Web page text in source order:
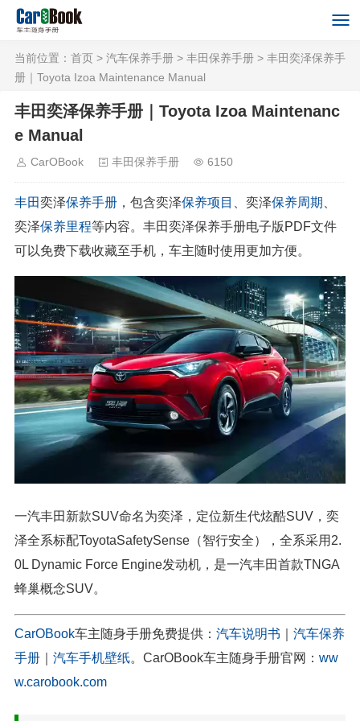
当前位置： 首页 > 汽车保养手册 > 丰田保养手册 > 丰田奕泽保养手
册｜Toyota Izoa Maintenance Manual
丰田奕泽保养手册｜Toyota Izoa Maintenanc
e Manual
CarOBook 丰田保养手册 6150
丰田奕泽保养手册 ，包含奕泽保养项目 、奕泽保养周期
奕泽保养里程等内容。丰田奕泽保养手册电子版PDF文件
可以免费下载收藏至手机，车主随时使用更加方便。
一汽丰田新款SUV命名为奕泽，定位新生代炫酷SUV，奕
泽全系标配ToyotaSafetySense（智行安全），全系采用2.
0L Dynamic Force Engine发动机，是一汽丰田首款TNGA
蜂巢概念SUV。
CarOBook车主随身手册免费提供： 汽车说明书
汽车保养
手册
汽车手机壁纸。CarOBook车主随身手册官网： ww
w.carobook.com